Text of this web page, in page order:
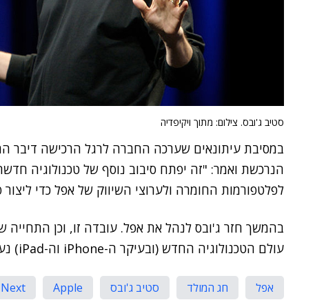
סטיב ג'ובס. צילום: מתוך ויקיפדיה
במסיבת עיתונאים שערכה החברה לרגל הרכישה דיבר
לפלטפורמות החומרה ולערוצי השיווק של אפל כדי
עולם הטכנולוגיה החדש (ובעיקר ה-iPhone וה-iPad) נעוצים באותה רכישה היסטורית.
אפל חג המולד סטיב ג'ובס Apple
Next